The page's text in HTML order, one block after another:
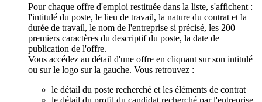
Pour chaque offre d'emploi restituée dans la liste, s'affichent :
l'intitulé du poste, le lieu de travail, la nature du contrat et la
durée de travail, le nom de l'entreprise si précisé, les 200
premiers caractères du descriptif du poste, la date de
publication de l'offre.
Vous accédez au détail d'une offre en cliquant sur son intitulé
ou sur le logo sur la gauche. Vous retrouvez :
le détail du poste recherché et les éléments de contrat
le détail du profil du candidat recherché par l'entreprise